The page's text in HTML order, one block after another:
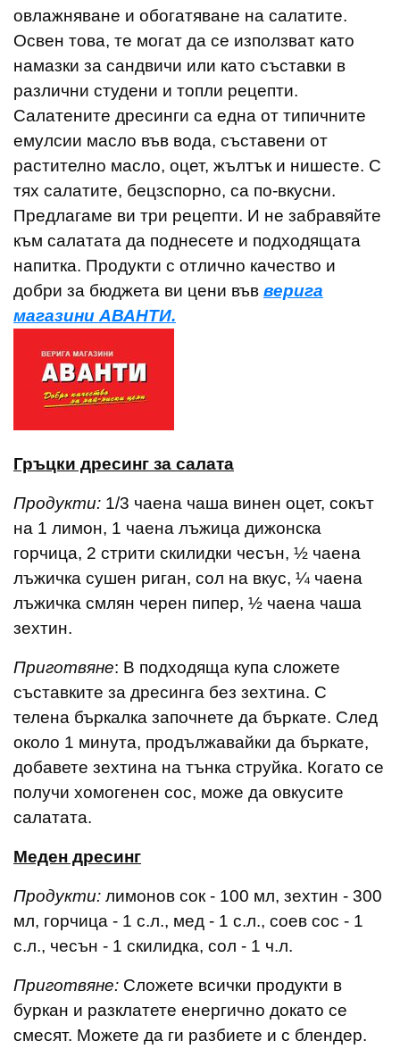
овлажняване и обогатяване на салатите.
Освен това, те могат да се използват като
намазки за сандвичи или като съставки в
различни студени и топли рецепти.
Салатените дресинги са една от типичните
емулсии масло във вода, съставени от
растително масло, оцет, жълтък и нишесте. С
тях салатите, бецзспорно, са по-вкусни.
Предлагаме ви три рецепти. И не забравяйте
към салатата да поднесете и подходящата
напитка. Продукти с отлично качество и
добри за бюджета ви цени във верига
магазини АВАНТИ.
Гръцки дресинг за салата
Продукти: 1/3 чаена чаша винен оцет, сокът
на 1 лимон, 1 чаена лъжица дижонска
горчица, 2 стрити скилидки чесън, ½ чаена
лъжичка сушен риган, сол на вкус, ¼ чаена
лъжичка смлян черен пипер, ½ чаена чаша
зехтин.
Приготвяне: В подходяща купа сложете
съставките за дресинга без зехтина. С
телена бъркалка започнете да бъркате. След
около 1 минута, продължавайки да бъркате,
добавете зехтина на тънка струйка. Когато се
получи хомогенен сос, може да овкусите
салатата.
Меден дресинг
Продукти: лимонов сок - 100 мл, зехтин - 300
мл, горчица - 1 с.л., мед - 1 с.л., соев сос - 1
с.л., чесън - 1 скилидка, сол - 1 ч.л.
Приготвяне: Сложете всички продукти в
буркан и разклатете енергично докато се
смесят. Можете да ги разбиете и с блендер.